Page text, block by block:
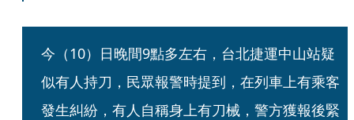
今（10）日晚間9點多左右，台北捷運中山站疑
似有人持刀，民眾報警時提到，在列車上有乘客
發生糾紛，有人自稱身上有刀械，警方獲報後緊